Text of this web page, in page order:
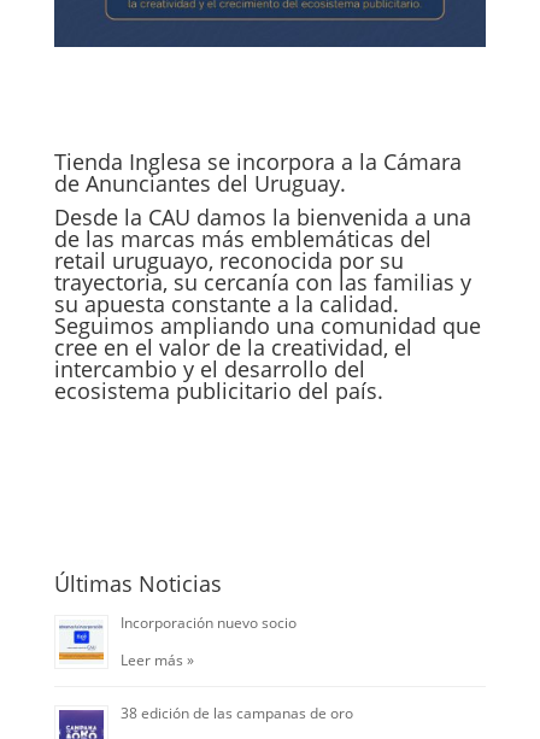
Tienda Inglesa se incorpora a la Cámara
de Anunciantes del Uruguay.
Desde la CAU damos la bienvenida a una
de las marcas más emblemáticas del
retail uruguayo, reconocida por su
trayectoria, su cercanía con las familias y
su apuesta constante a la calidad.
Seguimos ampliando una comunidad que
cree en el valor de la creatividad, el
intercambio y el desarrollo del
ecosistema publicitario del país.
Últimas Noticias
Incorporación nuevo socio
Leer más »
38 edición de las campanas de oro